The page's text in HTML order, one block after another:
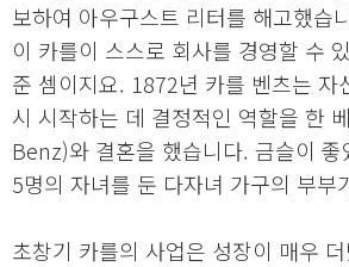
보하여 아우구스트 리터를 해고했습
이 카를이 스스로 회사를 경영할 수
준 셈이지요. 1872년 카를 벤츠는 자
시 시작하는 데 결정적인 역할을 한
Benz)와 결혼을 했습니다. 금슬이 좋
5명의 자녀를 둔 다자녀 가구의 부부
초창기 카를의 사업은 성장이 매우